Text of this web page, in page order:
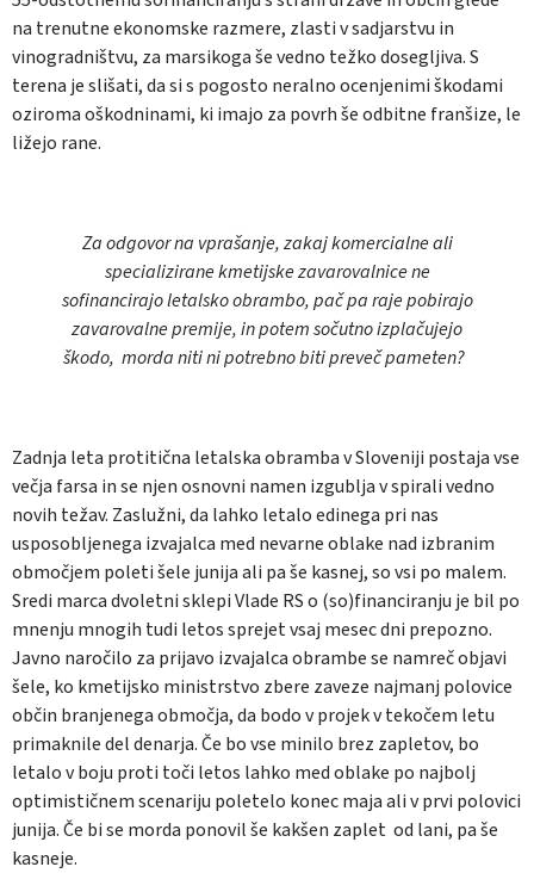
na trenutne ekonomske razmere, zlasti v sadjarstvu in
vinogradništvu, za marsikoga še vedno težko dosegljiva. S
terena je slišati, da si s pogosto neralno ocenjenimi škodami
oziroma oškodninami, ki imajo za povrh še odbitne franšize, le
ližejo rane.
Za odgovor na vprašanje, zakaj komercialne ali
specializirane kmetijske zavarovalnice ne
sofinancirajo letalsko obrambo, pač pa raje pobirajo
zavarovalne premije, in potem sočutno izplačujejo
škodo, morda niti ni potrebno biti preveč pameten?
Zadnja leta protitična letalska obramba v Sloveniji postaja vse
večja farsa in se njen osnovni namen izgublja v spirali vedno
novih težav. Zaslužni, da lahko letalo edinega pri nas
usposobljenega izvajalca med nevarne oblake nad izbranim
območjem poleti šele junija ali pa še kasnej, so vsi po malem.
Sredi marca dvoletni sklepi Vlade RS o (so)financiranju je bil po
mnenju mnogih tudi letos sprejet vsaj mesec dni prepozno.
Javno naročilo za prijavo izvajalca obrambe se namreč objavi
šele, ko kmetijsko ministrstvo zbere zaveze najmanj polovice
občin branjenega območja, da bodo v projek v tekočem letu
primaknile del denarja. Če bo vse minilo brez zapletov, bo
letalo v boju proti toči letos lahko med oblake po najbolj
optimističnem scenariju poletelo konec maja ali v prvi polovici
junija. Če bi se morda ponovil še kakšen zaplet od lani, pa še
kasneje.